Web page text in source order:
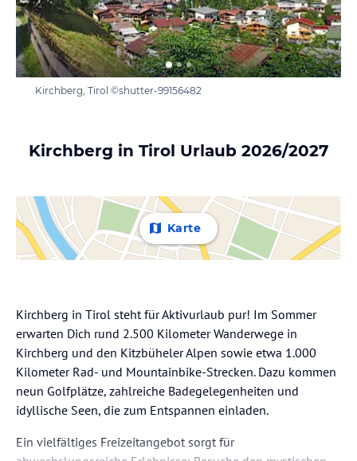
Kirchberg, Tirol ©shutter-99156482
Kirchberg in Tirol Urlaub 2026/2027
Karte
Kirchberg in Tirol steht für Aktivurlaub pur! Im Sommer
erwarten Dich rund 2.500 Kilometer Wanderwege in
Kirchberg und den Kitzbüheler Alpen sowie etwa 1.000
Kilometer Rad- und Mountainbike-Strecken. Dazu kommen
neun Golfplätze, zahlreiche Badegelegenheiten und
idyllische Seen, die zum Entspannen einladen.
Ein vielfältiges Freizeitangebot sorgt für